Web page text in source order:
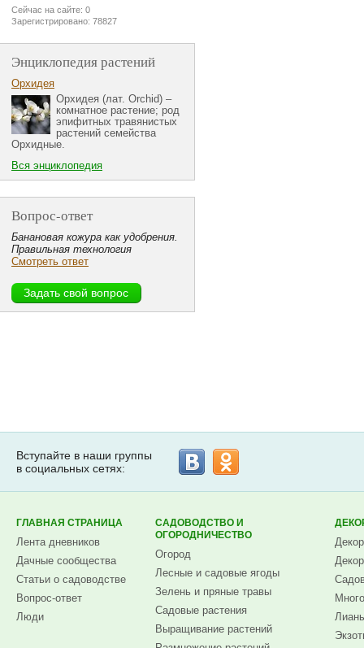
Сейчас на сайте: 0
Зарегистрировано: 78827
Энциклопедия растений
Орхидея
Орхидея (лат. Orchid) –
комнатное растение; род
эпифитных травянистых
растений семейства
Орхидные.
Вся энциклопедия
Вопрос-ответ
Банановая кожура как удобрения.
Правильная технология
Смотреть ответ
Вступайте в наши группы
в социальных сетях:
ГЛАВНАЯ СТРАНИЦА
Лента дневников
Дачные сообщества
Статьи о садоводстве
Вопрос-ответ
Люди
САДОВОДСТВО И
ОГОРОДНИЧЕСТВО
Огород
Лесные и садовые ягоды
Зелень и пряные травы
Садовые растения
Выращивание растений